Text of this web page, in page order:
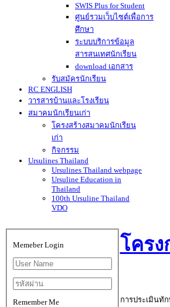
SWIS Plus for Student
ศูนย์รวมเว็บไซต์เพื่อการ
ศึกษา
ระบบบริการข้อมูล
สารสนเทศนักเรียน
download เอกสาร
รับสมัครนักเรียน
RC ENGLISH
วารสารบ้านและโรงเรียน
สมาคมนักเรียนเก่า
โครงสร้างสมาคมนักเรียน
เก่า
กิจกรรม
Ursulines Thailand
Ursulines Thailand webpage
Ursuline Education in
Thailand
100th Ursuline Thailand
VDO
Memeber Login
Remember Me
โครง
การประเมินทั